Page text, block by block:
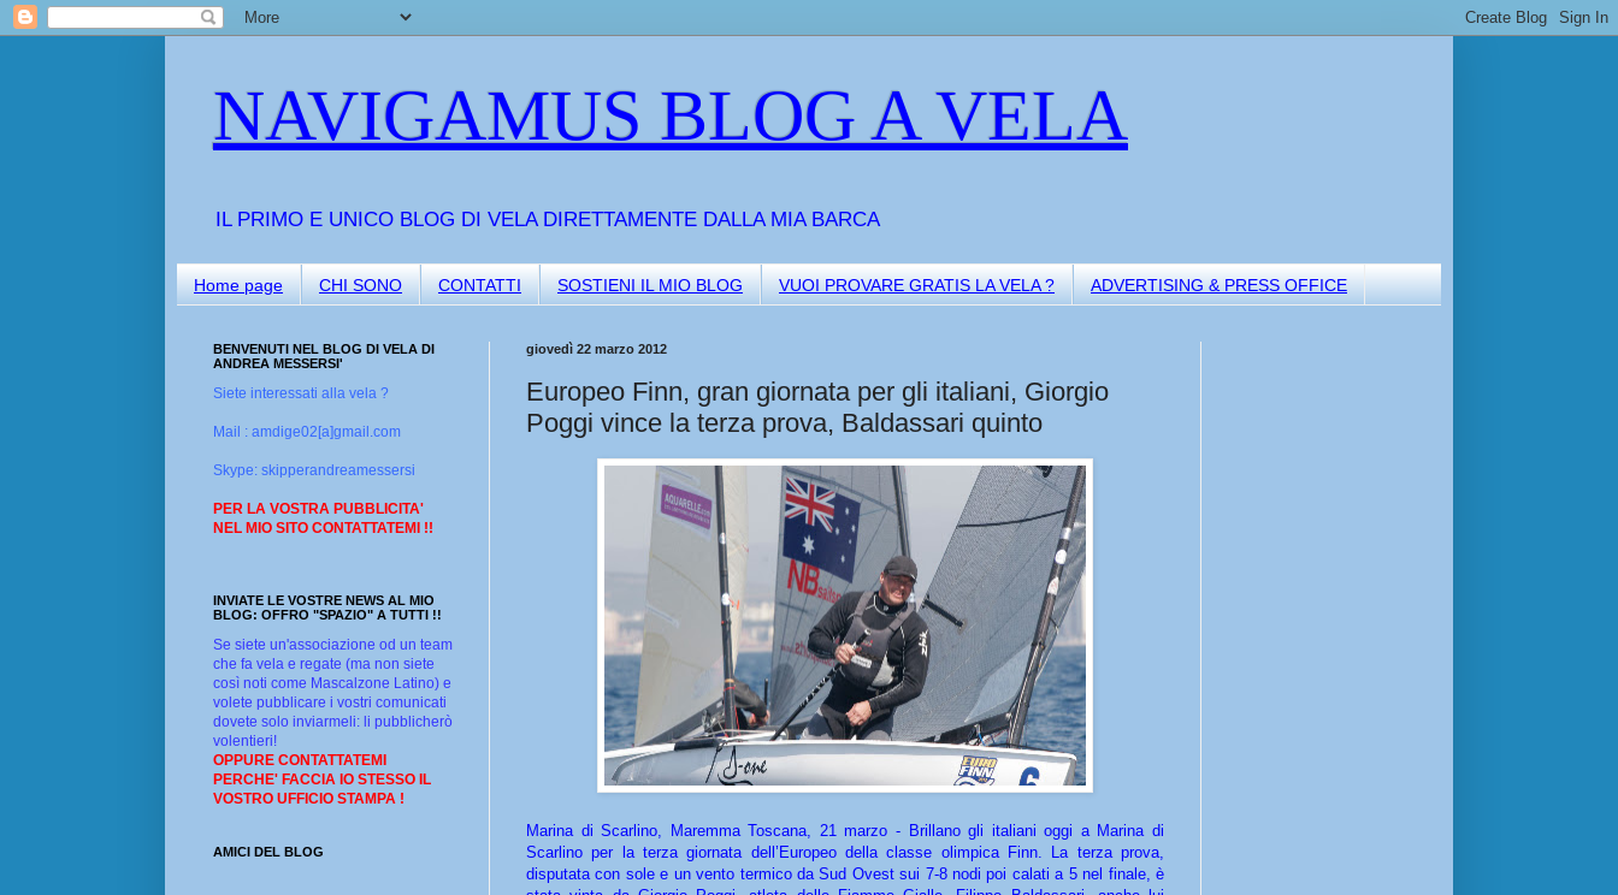
NAVIGAMUS BLOG A VELA
IL PRIMO E UNICO BLOG DI VELA DIRETTAMENTE DALLA MIA BARCA
Home page CHI SONO CONTATTI SOSTIENI IL MIO BLOG VUOI PROVARE GRATIS LA VELA ? ADVERTISING & PRESS OFFICE
giovedì 22 marzo 2012
Europeo Finn, gran giornata per gli italiani, Giorgio
Poggi vince la terza prova, Baldassari quinto
Marina di Scarlino, Maremma Toscana, 21 marzo - Brillano gli italiani oggi a Marina di
Scarlino per la terza giornata dell’Europeo della classe olimpica Finn. La terza prova,
disputata con sole e un vento termico da Sud Ovest sui 7-8 nodi poi calati a 5 nel finale, è
BENVENUTI NEL BLOG DI VELA DI
ANDREA MESSERSI'
Siete interessati alla vela ?
Mail : amdige02[a]gmail.com
Skype: skipperandreamessersi
PER LA VOSTRA PUBBLICITA'
NEL MIO SITO CONTATTATEMI !!
INVIATE LE VOSTRE NEWS AL MIO
BLOG: OFFRO "SPAZIO" A TUTTI !!
Se siete un'associazione od un team
che fa vela e regate (ma non siete
così noti come Mascalzone Latino) e
volete pubblicare i vostri comunicati
dovete solo inviarmeli: li pubblicherò
volentieri!
OPPURE CONTATTATEMI
PERCHE' FACCIA IO STESSO IL
VOSTRO UFFICIO STAMPA !
AMICI DEL BLOG